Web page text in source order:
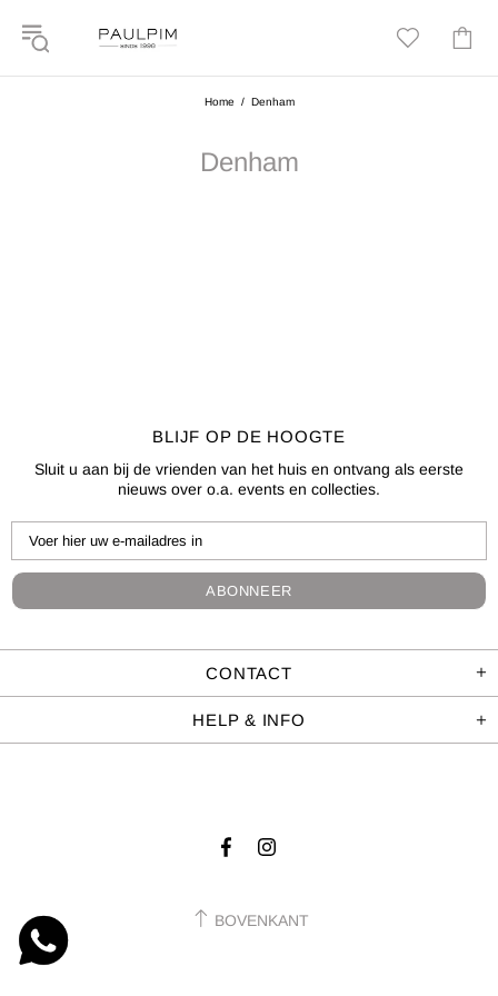
Home Denham
Denham
BLIJF OP DE HOOGTE
Sluit u aan bij de vrienden van het huis en ontvang als eerste
nieuws over o.a. events en collecties.
CONTACT
HELP & INFO
BOVENKANT